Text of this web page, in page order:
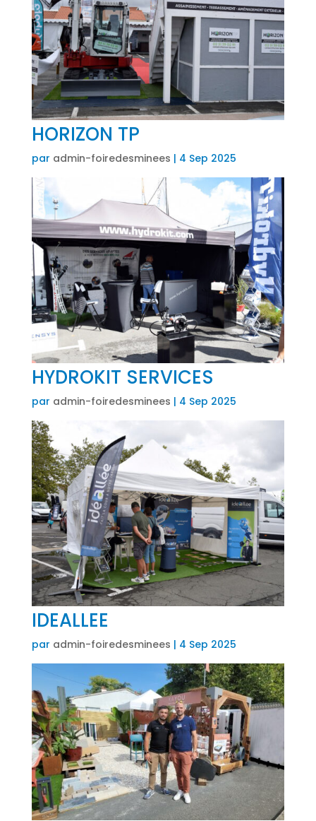
HORIZON TP
par admin-foiredesminees | 4 Sep 2025
HYDROKIT SERVICES
par admin-foiredesminees | 4 Sep 2025
IDEALLEE
par admin-foiredesminees | 4 Sep 2025